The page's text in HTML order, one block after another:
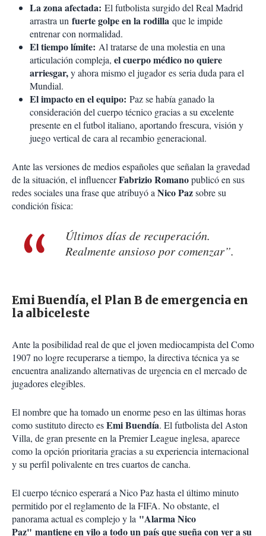
La zona afectada: El futbolista surgido del Real Madrid
arrastra un fuerte golpe en la rodilla que le impide
entrenar con normalidad.
El tiempo límite: Al tratarse de una molestia en una
articulación compleja, el cuerpo médico no quiere
arriesgar,y ahora mismo el jugador es seria duda para el
Mundial.
El impacto en el equipo: Paz se había ganado la
consideración del cuerpo técnico gracias a su excelente
presente en el futbol italiano, aportando frescura, visión y
juego vertical de cara al recambio generacional.
Ante las versiones de medios españoles que señalan la gravedad
de la situación, el influencerFabrizio Romanopublicó en sus
redes sociales una frase que atribuyó aNico Pazsobre su
condición física:
Últimos días de recuperación.
Realmente ansioso por comenzar”.
Emi Buendía, el Plan B de emergencia en
la albiceleste
Ante la posibilidad real de que el joven mediocampista del Como
1907 no logre recuperarse a tiempo, la directiva técnica ya se
encuentra analizando alternativas de urgencia en el mercado de
jugadores elegibles.
El nombre que ha tomado un enorme peso en las últimas horas
como sustituto directo esEmi Buendía. El futbolista del Aston
Villa, de gran presente en la Premier League inglesa, aparece
como la opción prioritaria gracias a su experiencia internacional
y su perfil polivalente en tres cuartos de cancha.
El cuerpo técnico esperará a Nico Paz hasta el último minuto
permitido por el reglamento de la FIFA. No obstante, el
panorama actual es complejo y la "Alarma Nico
Paz" mantiene en vilo a todo un país que sueña con ver a su